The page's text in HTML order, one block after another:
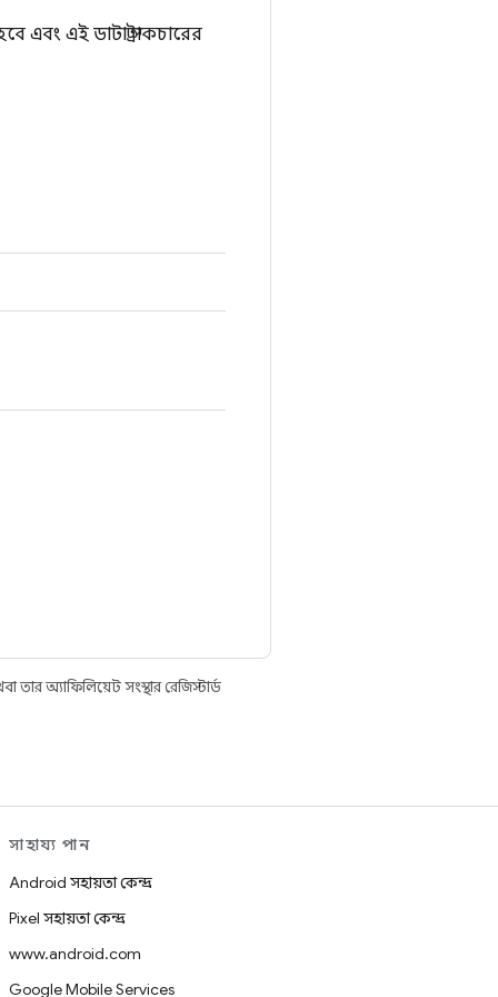
এবং এই ডাটা স্ট্রাকচারের
অ্যাফিলিয়েট সংস্থার রেজিস্টার্ড
সাহায্য পান
Android সহায়তা কেন্দ্র
Pixel সহায়তা কেন্দ্র
www.android.com
Google Mobile Services